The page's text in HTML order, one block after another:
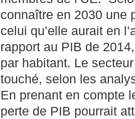
connaître en 2030 une
celui qu’elle aurait en
rapport au PIB de
par habitant. Le
touché, selon les
En prenant en compte
perte de PIB pourrait